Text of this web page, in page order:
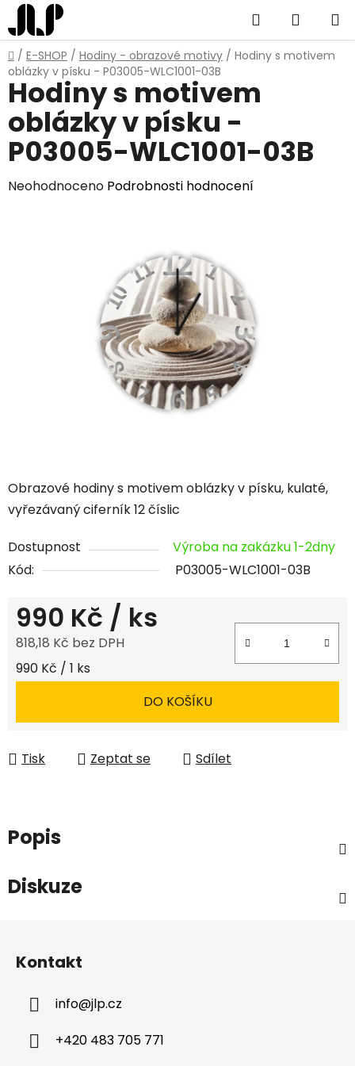
Přejít
na
obsah
Hledat
KOŠÍK
Domů
/ E-SHOP / Hodiny - obrazové motivy / Hodiny s motivem
oblázky v písku - P03005-WLC1001-03B
Obrazové hodiny s motivem oblázky v písku, kulaté,
vyřezávaný ciferník 12 číslic
Dostupnost
Výroba na zakázku 1-2dny
Kód:
P03005-WLC1001-03B
990 Kč / ks
818,18 Kč bez DPH
Měrná cena:
990 Kč / 1 ks
DO KOŠÍKU
Tisk Zeptat se Sdílet
Hodiny s motivem
oblázky v písku -
P03005-WLC1001-03B
Průměrné
Neohodnoceno Podrobnosti hodnocení
Popis
Diskuze
Kontakt
info@jlp.cz
+420 483 705 771